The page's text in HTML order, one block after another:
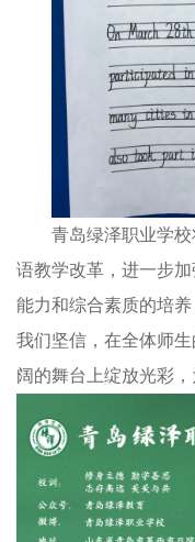
青岛绿泽职业学
语教学改革，进一步
能力和综合素质的培
我们坚信，在全体师
阔的舞台上绽放光彩